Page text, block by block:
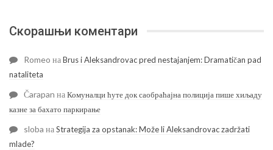
Скорашњи коментари
Romeo наBrus i Aleksandrovac pred nestajanjem: Dramatičan pad
nataliteta
Čarapan наКомуналци ћуте док саобраћајна полиција пише хиљаду
казне за бахато паркирање
sloba наStrategija za opstanak: Može li Aleksandrovac zadržati
mlade?